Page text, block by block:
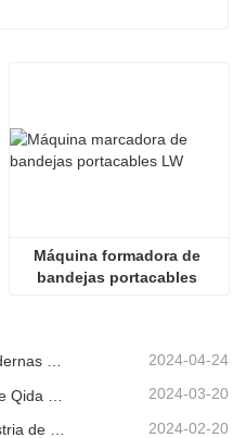
Máquina formadora de
bandejas portacables
La ciencia y la tecnología modernas de China inyectan nueva vitalidad a la agricultura tradicional 2024-04-24
2024-03-20
2024-02-20